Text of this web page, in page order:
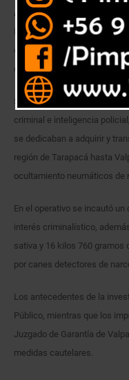
Antinarcóticos y Contra el
Investigaciones de Chile, en
detuvieron a dos integrantes
comercializar sustancias
Según antecedentes de la
criminal e inteligencia
se dedicaban a adquirir y
región de Tarapacá hasta
ocultamiento neumáticos de
En el operativo se incautó
interés criminalístico,
sativa y 16 kilos 760 gramos
por canes detectores de
Los antecedentes de la
Público, mientras que los
Juzgado de Garantía de
medidas cautelares.